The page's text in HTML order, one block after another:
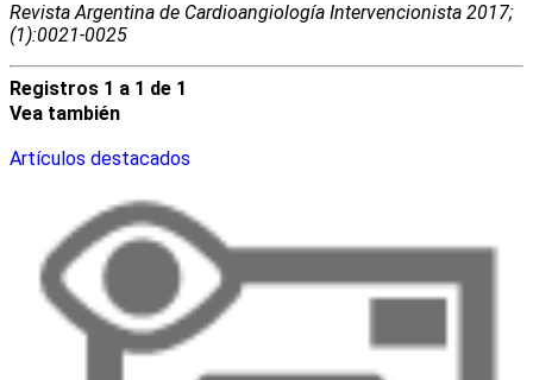
Revista Argentina de Cardioangiologí­a Intervencionista 2017;
(1):0021-0025
Registros 1 a 1 de 1
Vea también
Artículos destacados